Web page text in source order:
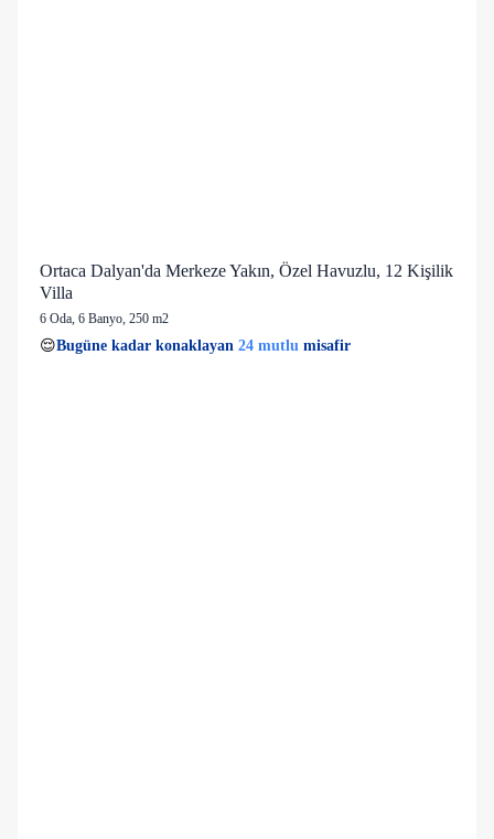
Ortaca Dalyan'da Merkeze Yakın, Özel Havuzlu, 12 Kişilik
Villa
6 Oda, 6 Banyo, 250 m2
👀Son 1 saatte49 kişigörüntüledi